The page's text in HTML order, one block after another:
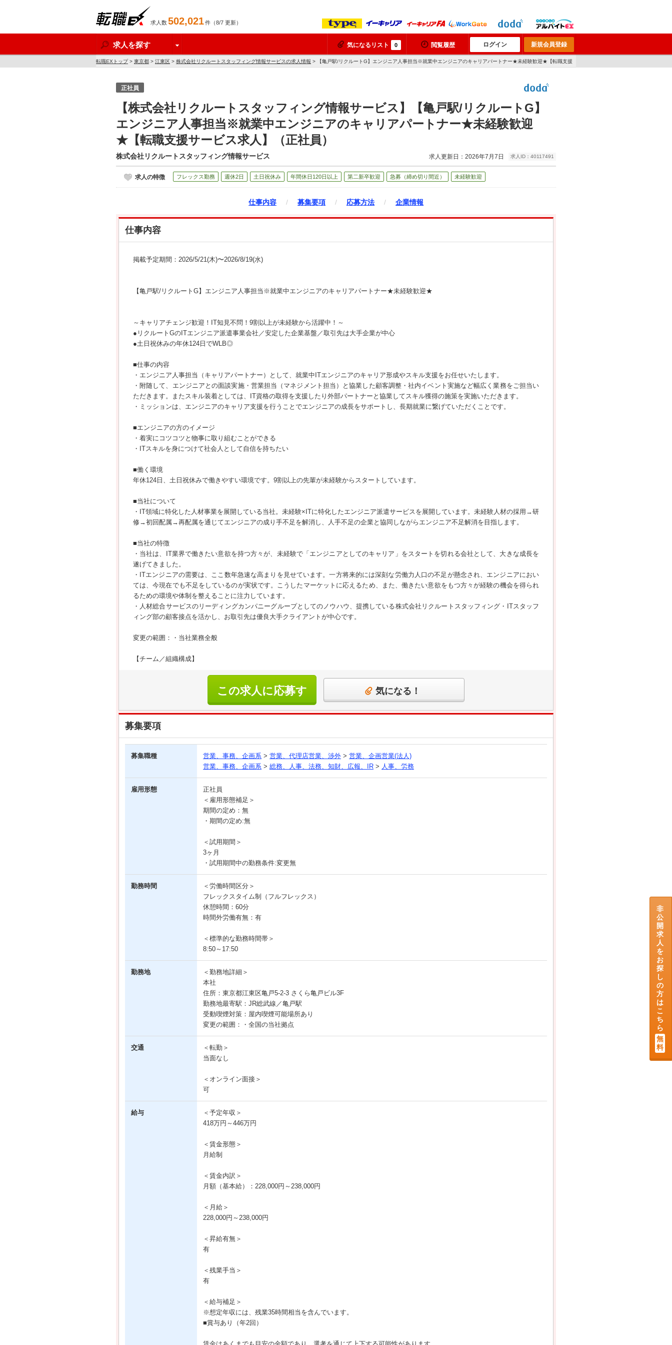
求人数502,021件（8/7 更新）
求人を探す 気になるリスト 0 閲覧履歴 ログイン 新規会員登録
転職EXトップ> 東京都 > 江東区 > 株式会社リクルートスタッフィング情報サービスの求人情報 > 【亀戸駅/リクルートG】エンジニア人事担当※就業中エンジニアのキャリアパートナー★未経験歓迎★【転職支援
正社員
【株式会社リクルートスタッフィング情報サービス】【亀戸駅/リクルートG】
エンジニア人事担当※就業中エンジニアのキャリアパートナー★未経験歓迎
★【転職支援サービス求人】（正社員）
株式会社リクルートスタッフィング情報サービス 求人更新日：2026年7月7日 求人ID：40117491
求人の特徴 フレックス勤務 週休2日 土日祝休み 年間休日120日以上 第二新卒歓迎 急募（締め切り間近） 未経験歓迎
仕事内容 / 募集要項 / 応募方法 / 企業情報
仕事内容
掲載予定期間：2026/5/21(木)〜2026/8/19(水)
【亀戸駅/リクルートG】エンジニア人事担当※就業中エンジニアのキャリアパートナー★未経験歓迎★
～キャリアチェンジ歓迎！IT知見不問！9割以上が未経験から活躍中！～
●リクルートGのITエンジニア派遣事業会社／安定した企業基盤／取引先は大手企業が中心
●土日祝休みの年休124日でWLB◎
■仕事の内容
・エンジニア人事担当（キャリアパートナー）として、就業中ITエンジニアのキャリア形成やスキル支援をお任せいたします。
・附随して、エンジニアとの面談実施・営業担当（マネジメント担当）と協業した顧客調整・社内イベント実施など幅広く業務をご担当い
ただきます。またスキル装着としては、IT資格の取得を支援したり外部パートナーと協業してスキル獲得の施策を実施いただきます。
・ミッションは、エンジニアのキャリア支援を行うことでエンジニアの成長をサポートし、長期就業に繋げていただくことです。
■エンジニアの方のイメージ
・着実にコツコツと物事に取り組むことができる
・ITスキルを身につけて社会人として自信を持ちたい
■働く環境
年休124日、土日祝休みで働きやすい環境です。9割以上の先輩が未経験からスタートしています。
■当社について
・IT領域に特化した人材事業を展開している当社。未経験×ITに特化したエンジニア派遣サービスを展開しています。未経験人材の採用→研
修→初回配属→再配属を通じてエンジニアの成り手不足を解消し、人手不足の企業と協同しながらエンジニア不足解消を目指します。
■当社の特徴
・当社は、IT業界で働きたい意欲を持つ方々が、未経験で「エンジニアとしてのキャリア」をスタートを切れる会社として、大きな成長を
遂げてきました。
・ITエンジニアの需要は、ここ数年急速な高まりを見せています。一方将来的には深刻な労働力人口の不足が懸念され、エンジニアにおい
ては、今現在でも不足をしているのが実状です。こうしたマーケットに応えるため、また、働きたい意欲をもつ方々が経験の機会を得られ
るための環境や体制を整えることに注力しています。
・人材総合サービスのリーディングカンパニーグループとしてのノウハウ、提携している株式会社リクルートスタッフィング・ITスタッフ
ィング部の顧客接点を活かし、お取引先は優良大手クライアントが中心です。
変更の範囲：・当社業務全般
【チーム／組織構成】
この求人に応募す
る
気になる！
募集要項
募集職種 営業、事務、企画系 > 営業、代理店営業、渉外 > 営業、企画営業(法人)
営業、事務、企画系 > 総務、人事、法務、知財、広報、IR > 人事、労務
雇用形態
正社員
＜雇用形態補足＞
期間の定め：無
・期間の定め:無
＜試用期間＞
3ヶ月
・試用期間中の勤務条件:変更無
勤務時間
＜労働時間区分＞
フレックスタイム制（フルフレックス）
休憩時間：60分
時間外労働有無：有
＜標準的な勤務時間帯＞
8:50～17:50
勤務地
＜勤務地詳細＞
本社
住所：東京都江東区亀戸5-2-3 さくら亀戸ビル3F
勤務地最寄駅：JR総武線／亀戸駅
受動喫煙対策：屋内喫煙可能場所あり
変更の範囲：・全国の当社拠点
交通
＜転勤＞
当面なし
＜オンライン面接＞
可
給与
＜予定年収＞
418万円～446万円
＜賃金形態＞
月給制
＜賃金内訳＞
月額（基本給）：228,000円～238,000円
＜月給＞
228,000円～238,000円
＜昇給有無＞
有
＜残業手当＞
有
＜給与補足＞
※想定年収には、残業35時間相当を含んでいます。
■賞与あり（年2回）
非
公
開
求
人
を
お
探
し
の
方
は
こ
ち
ら
無
料